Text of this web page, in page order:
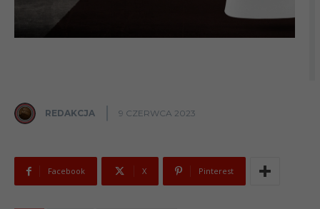
REDAKCJA 9 CZERWCA 2023
Facebook X Pinterest